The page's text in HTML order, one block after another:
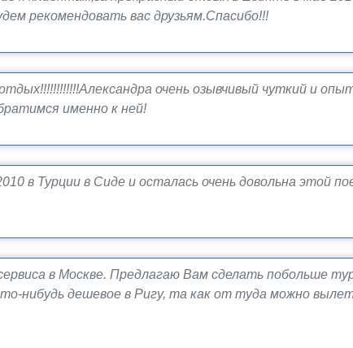
рекомендовать вас друзьям.Спасибо!!!
очень озывчивый чуткий и
именно к ней!
в Турции в Сиде и осталась очень довольна этой
в Москве. Предлагаю Вам сделать побольше
нибудь дешевое в Ригу, та как от туда можно